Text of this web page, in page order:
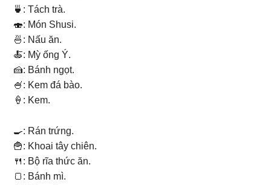
🍵: Tách trà.
🍣: Món Shusi.
🍜: Nấu ăn.
🍝: Mỳ ống Ý.
🍰: Bánh ngọt.
🍧: Kem đá bào.
🍦: Kem.
🍳: Rán trứng.
🍟: Khoai tây chiên.
🍴: Bộ rĩa thức ăn.
🍞: Bánh mì.